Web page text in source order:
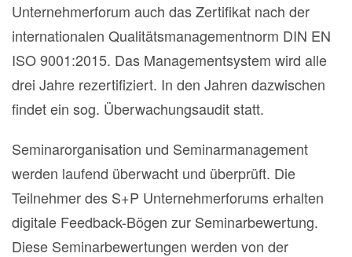
Unternehmerforum auch das Zertifikat nach der
internationalen Qualitätsmanagementnorm DIN EN
ISO 9001:2015. Das Managementsystem wird alle
drei Jahre rezertifiziert. In den Jahren dazwischen
findet ein sog. Überwachungsaudit statt.
Seminarorganisation und Seminarmanagement
werden laufend überwacht und überprüft. Die
Teilnehmer des S+P Unternehmerforums erhalten
digitale Feedback-Bögen zur Seminarbewertung.
Diese Seminarbewertungen werden von der